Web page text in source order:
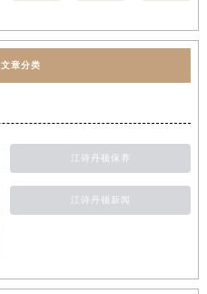
文章分类
江诗丹顿保养
江诗丹顿新闻